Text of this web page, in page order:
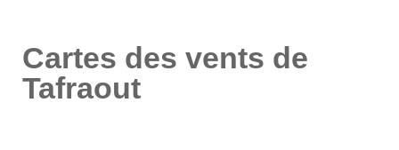
Cartes des vents de
Tafraout